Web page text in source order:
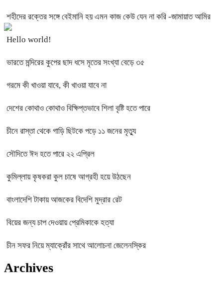
শহীদের রক্তের সঙ্গে বেইমানি হয় এমন কাজ কেউ যেন না করি -জামায়াত আমির
Hello world!
ভারতে মন্দিরের কুপের ছাদ ধসে মৃতের সংখ্যা বেড়ে ৩৫
গরমে কী খাওয়া যাবে, কী খাওয়া যাবে না
দেশের কোথাও কোথাও বিক্ষিপ্তভাবে শিলা বৃষ্টি হতে পারে
চীনে রাস্তা থেকে গাড়ি ছিটকে পড়ে ১১ জনের মৃত্যু
সৌদিতে ঈদ হতে পারে ২২ এপ্রিল
কুমিল্লায় কৃষকরা কুল চাষে আগ্রহী হয়ে উঠছেন
বাংলাদেশি টাকায় আজকের বিদেশি মুদ্রার রেট
বিয়ের জন্য চাপ দেওয়ায় প্রেমিকাকে হত্যা
চীন সফর নিয়ে ম্যাক্রোঁর সাথে আলোচনা জেলেনস্কির
Archives